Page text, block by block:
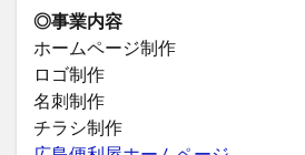
◎事業内容
ホームページ制作
ロゴ制作
名刺制作
チラシ制作